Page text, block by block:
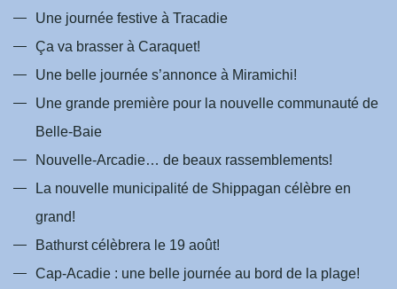
Une journée festive à Tracadie
Ça va brasser à Caraquet!
Une belle journée s’annonce à Miramichi!
Une grande première pour la nouvelle communauté de
Belle-Baie
Nouvelle-Arcadie… de beaux rassemblements!
La nouvelle municipalité de Shippagan célèbre en
grand!
Bathurst célèbrera le 19 août!
Cap-Acadie : une belle journée au bord de la plage!